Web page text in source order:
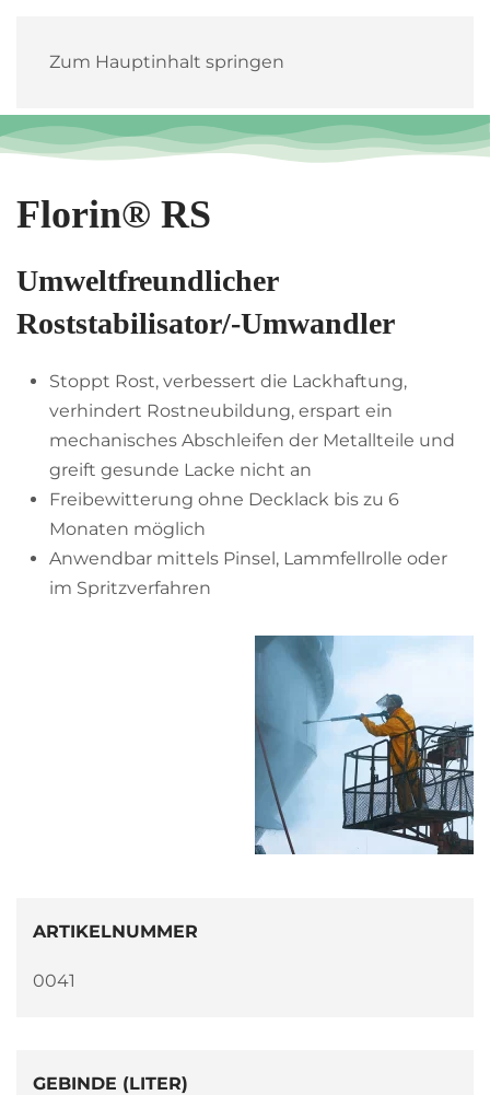
Zum Hauptinhalt springen
Florin® RS
Umweltfreundlicher
Roststabilisator/-Umwandler
Stoppt Rost, verbessert die Lackhaftung,
verhindert Rostneubildung, erspart ein
mechanisches Abschleifen der Metallteile und
greift gesunde Lacke nicht an
Freibewitterung ohne Decklack bis zu 6
Monaten möglich
Anwendbar mittels Pinsel, Lammfellrolle oder
im Spritzverfahren
ARTIKELNUMMER
0041
GEBINDE (LITER)